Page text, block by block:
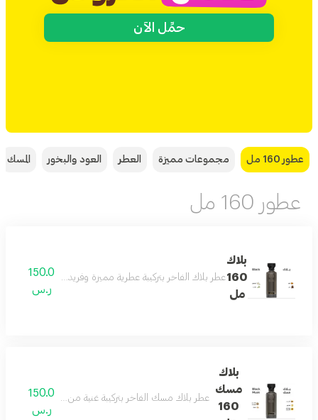
حمِّل الآن
عطور 160 مل مجموعات مميزة العطر العود والبخور المسك
عطور 160 مل
بلاك
160
مل
عطر بلاك الفاخر بتركيبة عطرية مميزة وفريدة بحجم 160 مل يدوم طويلا على البشرة ويمنحك إحساسا بالثقة والأناقة طوال اليوم
150.0
ر.س
بلاك
مسك
160
عطر بلاك مسك الفاخر بتركيبة غنية من الجلد الأنيق
150.0
ر.س